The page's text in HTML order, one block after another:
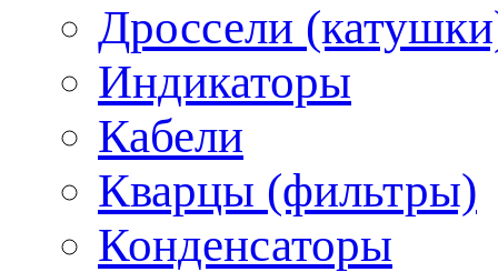
Дроссели
Индикаторы
Кабели
Кварцы (фильтры)
Конденсаторы